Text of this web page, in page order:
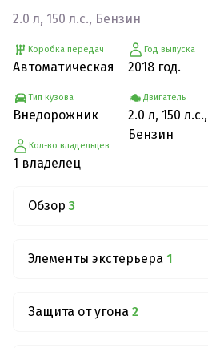
2.0 л, 150 л.с., Бензин
Коробка передач
Автоматическая
Тип кузова
Внедорожник
Кол-во владельцев
1 владелец
Год выпуска
2018 год.
Двигатель
2.0 л, 150 л.с.,
Бензин
Обзор 3
Элементы экстерьера 1
Защита от угона 2